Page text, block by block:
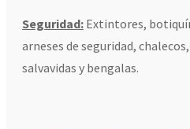
Seguridad: Extintores,
arneses de seguridad,
salvavidas y bengalas.